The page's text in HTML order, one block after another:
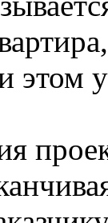
этом